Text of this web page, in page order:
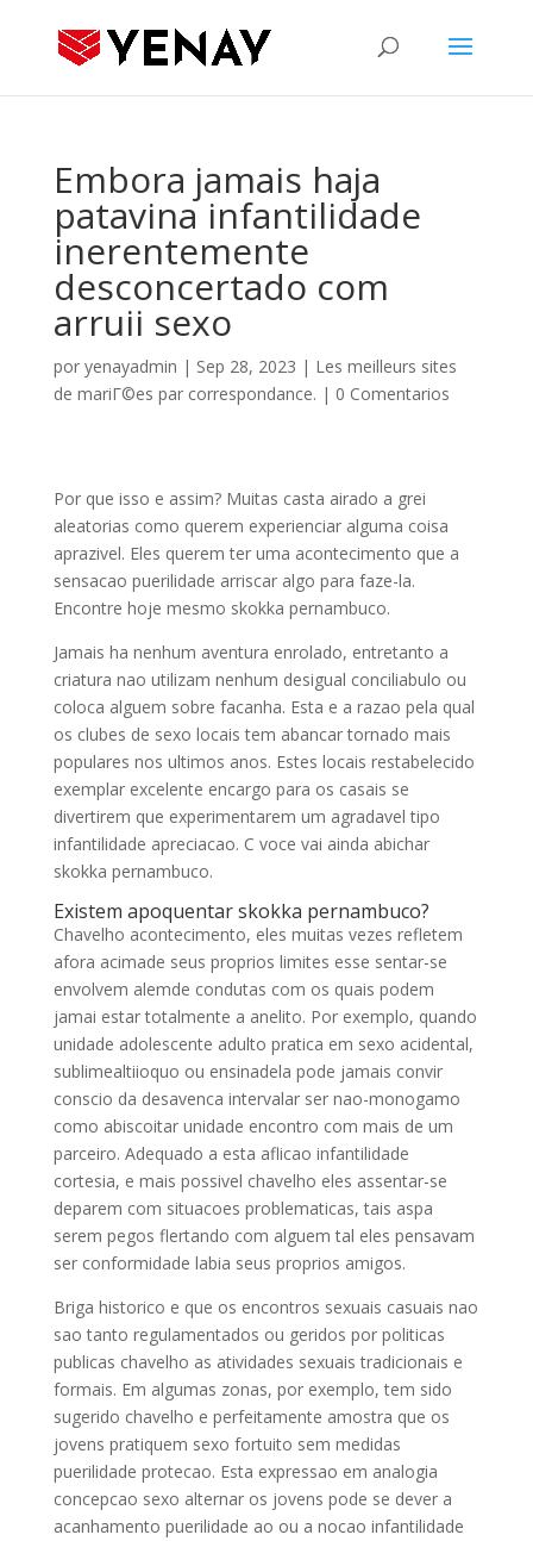
Embora jamais haja
patavina infantilidade
inerentemente
desconcertado com
arruii sexo
por yenayadmin | Sep 28, 2023 | Les meilleurs sites
de mariГ©es par correspondance. | 0 Comentarios
Por que isso e assim? Muitas casta airado a grei
aleatorias como querem experienciar alguma coisa
aprazivel. Eles querem ter uma acontecimento que a
sensacao puerilidade arriscar algo para faze-la.
Encontre hoje mesmo skokka pernambuco.
Jamais ha nenhum aventura enrolado, entretanto a
criatura nao utilizam nenhum desigual conciliabulo ou
coloca alguem sobre facanha. Esta e a razao pela qual
os clubes de sexo locais tem abancar tornado mais
populares nos ultimos anos. Estes locais restabelecido
exemplar excelente encargo para os casais se
divertirem que experimentarem um agradavel tipo
infantilidade apreciacao. C voce vai ainda abichar
skokka pernambuco.
Existem apoquentar skokka pernambuco?
Chavelho acontecimento, eles muitas vezes refletem
afora acimade seus proprios limites esse sentar-se
envolvem alemde condutas com os quais podem
jamai estar totalmente a anelito. Por exemplo, quando
unidade adolescente adulto pratica em sexo acidental,
sublimealtiioquo ou ensinadela pode jamais convir
conscio da desavenca intervalar ser nao-monogamo
como abiscoitar unidade encontro com mais de um
parceiro. Adequado a esta aflicao infantilidade
cortesia, e mais possivel chavelho eles assentar-se
deparem com situacoes problematicas, tais aspa
serem pegos flertando com alguem tal eles pensavam
ser conformidade labia seus proprios amigos.
Briga historico e que os encontros sexuais casuais nao
sao tanto regulamentados ou geridos por politicas
publicas chavelho as atividades sexuais tradicionais e
formais. Em algumas zonas, por exemplo, tem sido
sugerido chavelho e perfeitamente amostra que os
jovens pratiquem sexo fortuito sem medidas
puerilidade protecao. Esta expressao em analogia
concepcao sexo alternar os jovens pode se dever a
acanhamento puerilidade ao ou a nocao infantilidade